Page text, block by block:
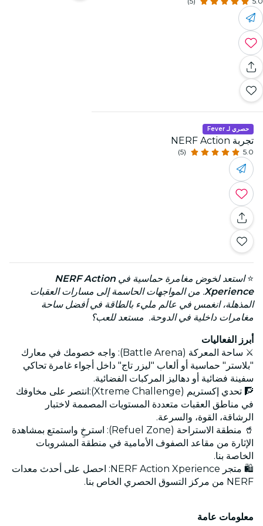
حصري لـ Fever
تجربة NERF Action
5.0
(5)
⭐استعد لخوض مغامرة حماسية في NERF Action
Xperience. من المواجهات الحاسمة إلى مسارات العقبات
المذهلة، انغمس في عالم مليء بالطاقة في أفضل ساحة
مغامرات داخلية في الدوحة. مستعد للعب؟
أبرز الفعاليات
⚔️ ساحة المعركة (Battle Arena): واجه خصومك في معارك
"بلاستر" حماسية أو ألعاب "ليزر تاج" داخل أجواء غامرة تحاكي
سفينة فضائية أو دهاليز المركبات الفضائية.
🧗 تحدي إكستريم (Xtreme Challenge):انتصر على مخاوفك
في مناطق العقبات متعددة المستويات المصممة لاختبار
الرشاقة، القوة، والسرعة.
🥤 منطقة الاستراحة (Refuel Zone): استرخِ واستمتع بمشاهدة
الإثارة من مقاعد الصفوف الأمامية في منطقة المشروبات
الخاصة بنا.
🛍️ متجر NERF Action Xperience: احصل على أحدث معدات
NERF من مركز التسوق الحصري الخاص بنا.
معلومات عامة